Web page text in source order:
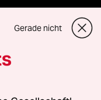
Gerade nicht